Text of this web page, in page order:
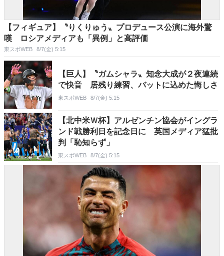
【フィギュア】〝りくりゅう〟プロデュース公演に海外驚
嘆 ロシアメディアも「異例」と高評価
東スポWEB 8/7(金) 5:15
【巨人】〝ガムシャラ〟知念大成が２夜連続
で快音 居残り練習、バットに込めた悔しさ
東スポWEB 8/7(金) 5:15
【北中米Ｗ杯】アルゼンチン協会がイングラ
ンド戦勝利日を記念日に 英国メディア猛批
判「恥知らず」
東スポWEB 8/7(金) 5:15